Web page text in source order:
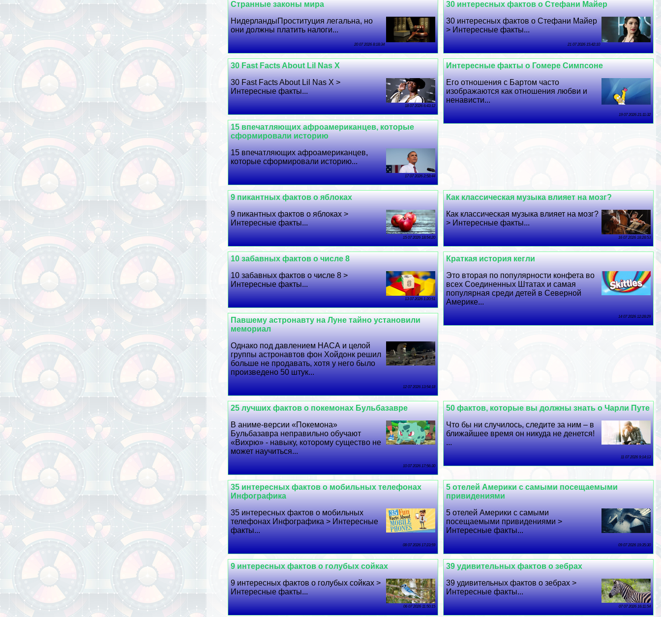
30 интересных фактов о Стефани Майер
30 интересных фактов о Стефани Майер
> Интересные факты...
21 07 2026 15:42:10
Странные законы мира
НидерландыПроституция легальна, но
они должны платить налоги...
20 07 2026 8:18:34
Интересные факты о Гомере Симпсоне
Его отношения с Бартом часто
изображаются как отношения любви и
ненависти...
19 07 2026 21:11:32
30 Fast Facts About Lil Nas X
30 Fast Facts About Lil Nas X >
Интересные факты...
18 07 2026 6:43:12
15 впечатляющих афроамериканцев, которые
сформировали историю
15 впечатляющих афроамериканцев,
которые сформировали историю...
17 07 2026 2:58:44
Как классическая музыка влияет на мозг?
Как классическая музыка влияет на мозг?
> Интересные факты...
16 07 2026 18:28:53
9 пикантных фактов о яблоках
9 пикантных фактов о яблоках >
Интересные факты...
15 07 2026 18:54:20
Краткая история кегли
Это вторая по популярности конфета во
всех Соединенных Штатах и ​​самая
популярная среди детей в Северной
Америке...
14 07 2026 12:28:29
10 забавных фактов о числе 8
10 забавных фактов о числе 8 >
Интересные факты...
13 07 2026 1:20:51
Павшему астронавту на Луне тайно установили
мемориал
Однако под давлением НАСА и целой
группы астронавтов фон Хойдонк решил
больше не продавать, хотя у него было
произведено 50 штук...
12 07 2026 13:54:18
50 фактов, которые вы должны знать о Чарли Путе
Что бы ни случилось, следите за ним – в
ближайшее время он никуда не денется!
...
11 07 2026 9:14:13
25 лучших фактов о покемонах Бульбазавре
В аниме-версии «Покемона»
Бульбазавра неправильно обучают
«Вихрю» - навыку, которому существо не
может научиться...
10 07 2026 17:56:30
5 отелей Америки с самыми посещаемыми
привидениями
5 отелей Америки с самыми
посещаемыми привидениями >
Интересные факты...
09 07 2026 19:35:30
35 интересных фактов о мобильных телефонах
Инфографика
35 интересных фактов о мобильных
телефонах Инфографика > Интересные
факты...
08 07 2026 17:23:59
39 удивительных фактов о зебрах
39 удивительных фактов о зебрах >
Интересные факты...
07 07 2026 16:11:54
9 интересных фактов о гoлyбых сойках
9 интересных фактов о гoлyбых сойках >
Интересные факты...
06 07 2026 11:50:15